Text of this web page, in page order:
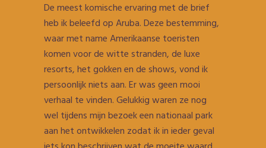
De meest komische ervaring met de brief
heb ik beleefd op Aruba. Deze bestemming,
waar met name Amerikaanse toeristen
komen voor de witte stranden, de luxe
resorts, het gokken en de shows, vond ik
persoonlijk niets aan. Er was geen mooi
verhaal te vinden. Gelukkig waren ze nog
wel tijdens mijn bezoek een nationaal park
aan het ontwikkelen zodat ik in ieder geval